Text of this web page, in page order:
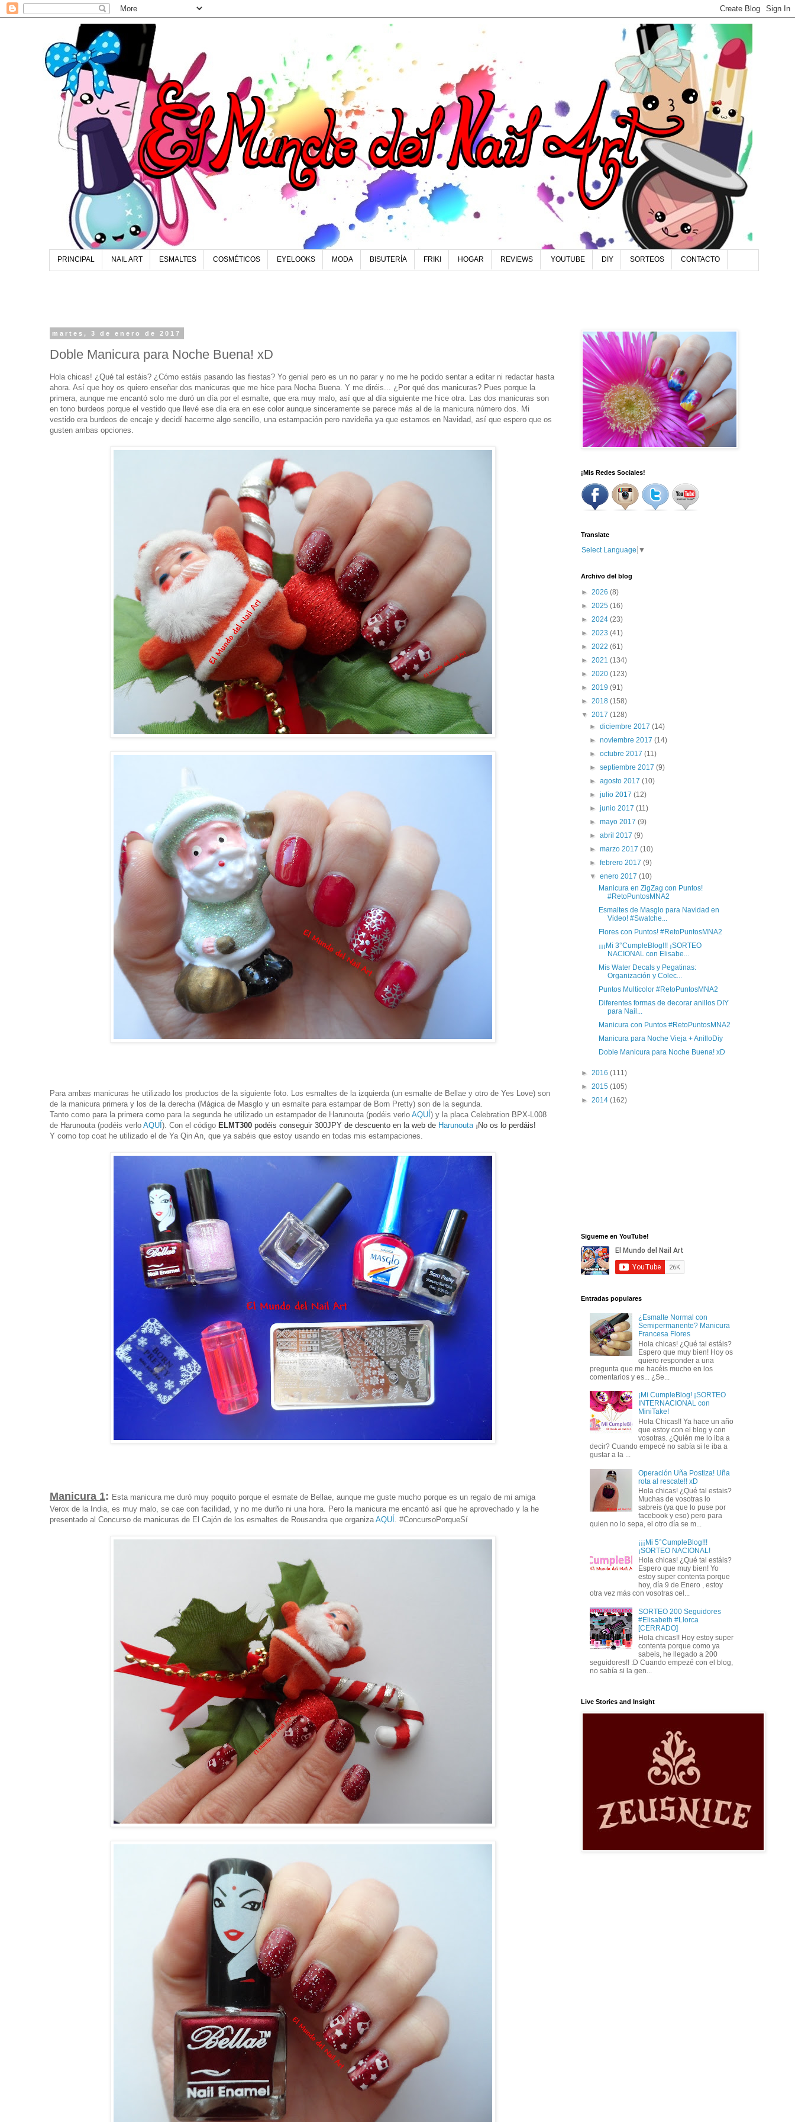
PRINCIPAL NAIL ART ESMALTES COSMÉTICOS EYELOOKS MODA BISUTERÍA FRIKI HOGAR REVIEWS YOUTUBE DIY SORTEOS CONTACTO
martes, 3 de enero de 2017
Doble Manicura para Noche Buena! xD
Hola chicas! ¿Qué tal estáis? ¿Cómo estáis pasando las fiestas? Yo genial pero es un no parar y no me he podido sentar a editar ni redactar hasta
ahora. Así que hoy os quiero enseñar dos manicuras que me hice para Nocha Buena. Y me diréis... ¿Por qué dos manicuras? Pues porque la
primera, aunque me encantó solo me duró un día por el esmalte, que era muy malo, así que al día siguiente me hice otra. Las dos manicuras son
en tono burdeos porque el vestido que llevé ese día era en ese color aunque sinceramente se parece más al de la manicura número dos. Mi
vestido era burdeos de encaje y decidí hacerme algo sencillo, una estampación pero navideña ya que estamos en Navidad, así que espero que os
gusten ambas opciones.
Para ambas manicuras he utilizado los productos de la siguiente foto. Los esmaltes de la izquierda (un esmalte de Bellae y otro de Yes Love) son
de la manicura primera y los de la derecha (Mágica de Masglo y un esmalte para estampar de Born Pretty) son de la segunda.
Tanto como para la primera como para la segunda he utilizado un estampador de Harunouta (podéis verlo AQUÍ) y la placa Celebration BPX-L008
de Harunouta (podéis verlo AQUÍ). Con el código ELMT300 podéis conseguir 300JPY de descuento en la web de Harunouta ¡No os lo perdáis!
Y como top coat he utilizado el de Ya Qin An, que ya sabéis que estoy usando en todas mis estampaciones.
Manicura 1: Esta manicura me duró muy poquito porque el esmate de Bellae, aunque me guste mucho porque es un regalo de mi amiga
Verox de la India, es muy malo, se cae con facilidad, y no me durño ni una hora. Pero la manicura me encantó así que he aprovechado y la he
presentado al Concurso de manicuras de El Cajón de los esmaltes de Rousandra que organiza AQUÍ . #ConcursoPorqueSí
¡Mis Redes Sociales!
Translate
Select Language ▼
Archivo del blog
► 2026 (8)
► 2025 (16)
► 2024 (23)
► 2023 (41)
► 2022 (61)
► 2021 (134)
► 2020 (123)
► 2019 (91)
► 2018 (158)
▼ 2017 (128)
►diciembre 2017(14)
►noviembre 2017(14)
►octubre 2017(11)
►septiembre 2017(9)
►agosto 2017(10)
►julio 2017(12)
►junio 2017(11)
►mayo 2017(9)
►abril 2017(9)
►marzo 2017(10)
►febrero 2017(9)
▼enero 2017(10)
Manicura en ZigZag con Puntos!
#RetoPuntosMNA2
Esmaltes de Masglo para Navidad en
Video! #Swatche...
Flores con Puntos! #RetoPuntosMNA2
¡¡¡Mi 3°CumpleBlog!!! ¡SORTEO
NACIONAL con Elisabe...
Mis Water Decals y Pegatinas:
Organización y Colec...
Puntos Multicolor #RetoPuntosMNA2
Diferentes formas de decorar anillos DIY
para Nail...
Manicura con Puntos #RetoPuntosMNA2
Manicura para Noche Vieja + AnilloDiy
Doble Manicura para Noche Buena! xD
► 2016 (111)
► 2015 (105)
► 2014 (162)
Sigueme en YouTube!
Entradas populares
¿Esmalte Normal con
Semipermanente? Manicura
Francesa Flores
Hola chicas! ¿Qué tal estáis?
Espero que muy bien! Hoy os
quiero responder a una
pregunta que me hacéis mucho en los
comentarios y es... ¿Se...
¡Mi CumpleBlog! ¡SORTEO
INTERNACIONAL con
MiniTake!
Hola Chicas!! Ya hace un año
que estoy con el blog y con
vosotras. ¿Quién me lo iba a
decir? Cuando empecé no sabía si le iba a
gustar a la ...
Operación Uña Postiza! Uña
rota al rescate!! xD
Hola chicas! ¿Qué tal estais?
Muchas de vosotras lo
sabreis (ya que lo puse por
facebook y eso) pero para
quien no lo sepa, el otro día se m...
¡¡¡Mi 5°CumpleBlog!!!
¡SORTEO NACIONAL!
Hola chicas! ¿Qué tal estáis?
Espero que muy bien! Yo
estoy super contenta porque
hoy, día 9 de Enero , estoy
otra vez más con vosotras cel...
SORTEO 200 Seguidores
#Elisabeth #Llorca
[CERRADO]
Hola chicas!! Hoy estoy super
contenta porque como ya
sabeis, he llegado a 200
seguidores!! :D Cuando empezé con el blog,
no sabía si la gen...
Live Stories and Insight